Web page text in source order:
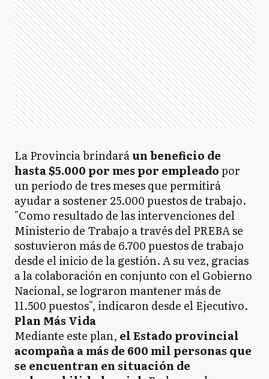
La Provincia brindaráun beneficio de
hasta $5.000 por mes por empleadopor
un período de tres meses que permitirá
ayudar a sostener 25.000 puestos de trabajo.
"Como resultado de las intervenciones del
Ministerio de Trabajo a través del PREBA se
sostuvieron más de 6.700 puestos de trabajo
desde el inicio de la gestión. A su vez, gracias
a la colaboración en conjunto con el Gobierno
Nacional, se lograron mantener más de
11.500 puestos", indicaron desde el Ejecutivo.
Plan Más Vida
Mediante este plan, el Estado provincial
acompaña a más de 600 mil personas que
se encuentran en situación de